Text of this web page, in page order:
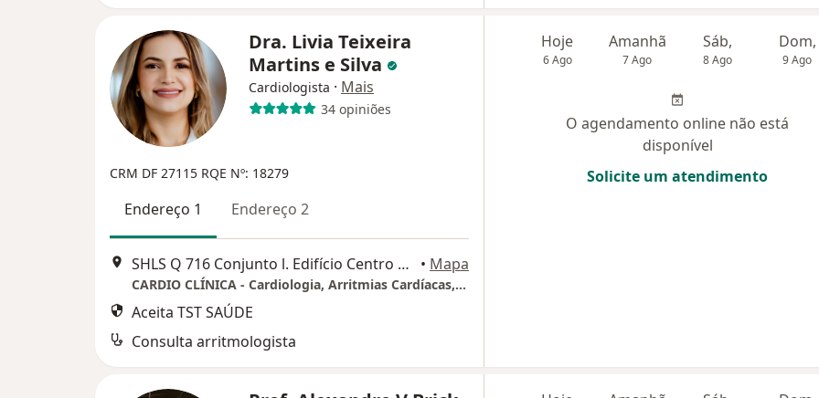
Dra. Livia Teixeira
Martins e Silva
Cardiologista · Mais
34 opiniões
CRM DF 27115 RQE Nº: 18279
Endereço 1 Endereço 2
SHLS Q 716 Conjunto l. Edifício Centro Clínico Sul Torre 1 salas 01 A 04, Brasília • Mapa
CARDIO CLÍNICA - Cardiologia, Arritmias Cardíacas, exames cardiovasculares
Aceita TST SAÚDE
Consulta arritmologista
Hoje
6 Ago
Amanhã
7 Ago
Sáb,
8 Ago
Dom,
9 Ago
O agendamento online não está
disponível
Solicite um atendimento